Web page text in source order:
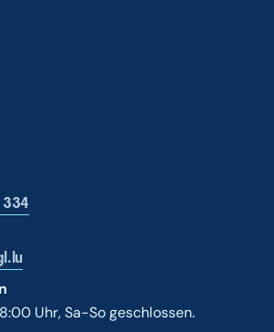
334
Uhr, Sa-So geschlossen.